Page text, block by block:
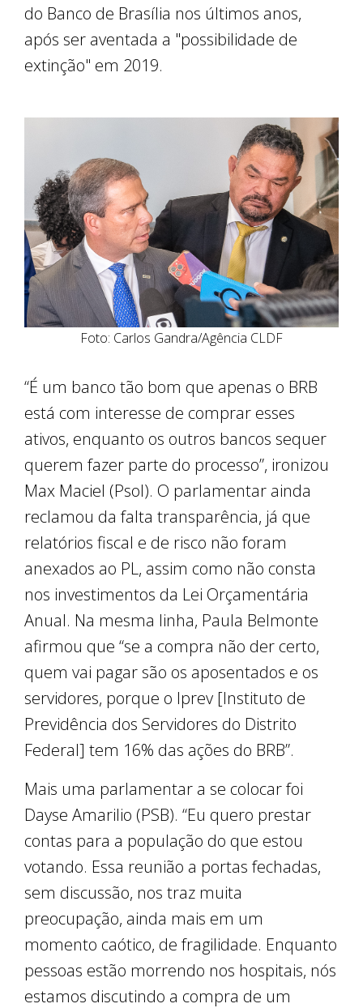
do Banco de Brasília nos últimos anos,
após ser aventada a "possibilidade de
extinção" em 2019.
Foto: Carlos Gandra/Agência CLDF
“É um banco tão bom que apenas o BRB
está com interesse de comprar esses
ativos, enquanto os outros bancos sequer
querem fazer parte do processo”, ironizou
Max Maciel (Psol). O parlamentar ainda
reclamou da falta transparência, já que
relatórios fiscal e de risco não foram
anexados ao PL, assim como não consta
nos investimentos da Lei Orçamentária
Anual. Na mesma linha, Paula Belmonte
afirmou que “se a compra não der certo,
quem vai pagar são os aposentados e os
servidores, porque o Iprev [Instituto de
Previdência dos Servidores do Distrito
Federal] tem 16% das ações do BRB”.
Mais uma parlamentar a se colocar foi
Dayse Amarilio (PSB). “Eu quero prestar
contas para a população do que estou
votando. Essa reunião a portas fechadas,
sem discussão, nos traz muita
preocupação, ainda mais em um
momento caótico, de fragilidade. Enquanto
pessoas estão morrendo nos hospitais, nós
estamos discutindo a compra de um